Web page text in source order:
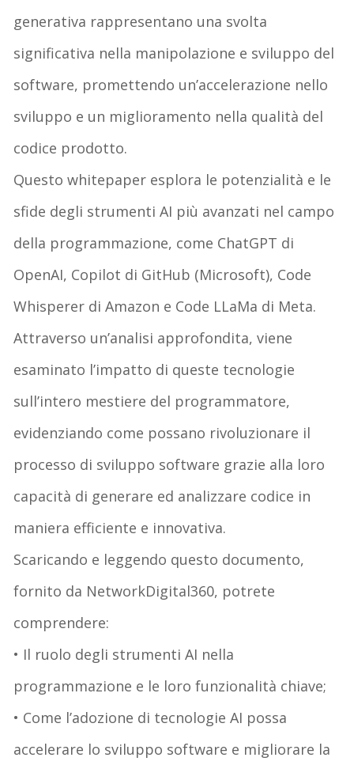
generativa rappresentano una svolta
significativa nella manipolazione e sviluppo del
software, promettendo un’accelerazione nello
sviluppo e un miglioramento nella qualità del
codice prodotto.
Questo whitepaper esplora le potenzialità e le
sfide degli strumenti AI più avanzati nel campo
della programmazione, come ChatGPT di
OpenAI, Copilot di GitHub (Microsoft), Code
Whisperer di Amazon e Code LLaMa di Meta.
Attraverso un’analisi approfondita, viene
esaminato l’impatto di queste tecnologie
sull’intero mestiere del programmatore,
evidenziando come possano rivoluzionare il
processo di sviluppo software grazie alla loro
capacità di generare ed analizzare codice in
maniera efficiente e innovativa.
Scaricando e leggendo questo documento,
fornito da NetworkDigital360, potrete
comprendere:
• Il ruolo degli strumenti AI nella
programmazione e le loro funzionalità chiave;
• Come l’adozione di tecnologie AI possa
accelerare lo sviluppo software e migliorare la